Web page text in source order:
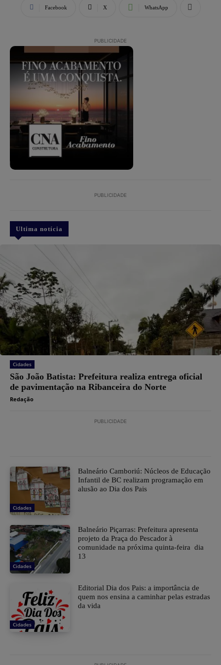
Facebook X WhatsApp
PUBLICIDADE
PUBLICIDADE
Ultima notícia
Cidades
São João Batista: Prefeitura realiza entrega oficial
de pavimentação na Ribanceira do Norte
Redação
PUBLICIDADE
Cidades
Balneário Camboriú: Núcleos de Educação
Infantil de BC realizam programação em
alusão ao Dia dos Pais
Cidades
Balneário Piçarras: Prefeitura apresenta
projeto da Praça do Pescador à
comunidade na próxima quinta-feira dia
13
Cidades
Editorial Dia dos Pais: a importância de
quem nos ensina a caminhar pelas estradas
da vida